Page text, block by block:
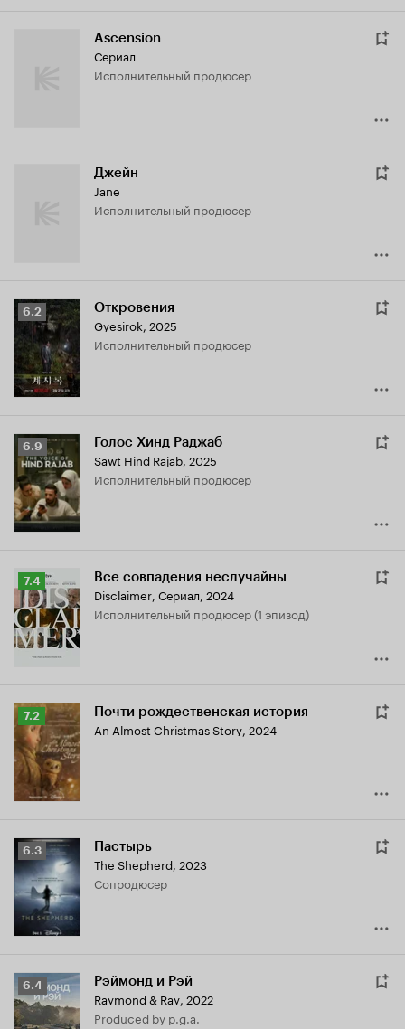
Ascension
Сериал
исполнительный продюсер
Джейн
Jane
исполнительный продюсер
Рейтинг
Кинопоиска
6.2
6.2 Откровения
Gyesirok, 2025
исполнительный продюсер
Рейтинг
Кинопоиска
6.9
6.9 Голос Хинд Раджаб
Sawt Hind Rajab, 2025
исполнительный продюсер
Рейтинг
Кинопоиска
7.4
7.4 Все совпадения неслучайны
Disclaimer, Сериал, 2024
исполнительный продюсер (1 эпизод)
Рейтинг
Кинопоиска
7.2
7.2 Почти рождественская история
An Almost Christmas Story, 2024
Рейтинг
Кинопоиска
6.3
6.3 Пастырь
The Shepherd, 2023
сопродюсер
Рейтинг
Кинопоиска
6.4
6.4 Рэймонд и Рэй
Raymond & Ray, 2022
produced by p.g.a.